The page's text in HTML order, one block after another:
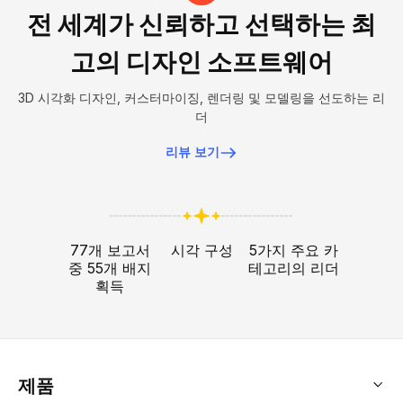
전 세계가 신뢰하고 선택하는 최
고의 디자인 소프트웨어
3D 시각화 디자인, 커스터마이징, 렌더링 및 모델링을 선도하는 리
더
리뷰 보기
77개 보고서
중 55개 배지
획득
시각 구성
5가지 주요 카
테고리의 리더
제품